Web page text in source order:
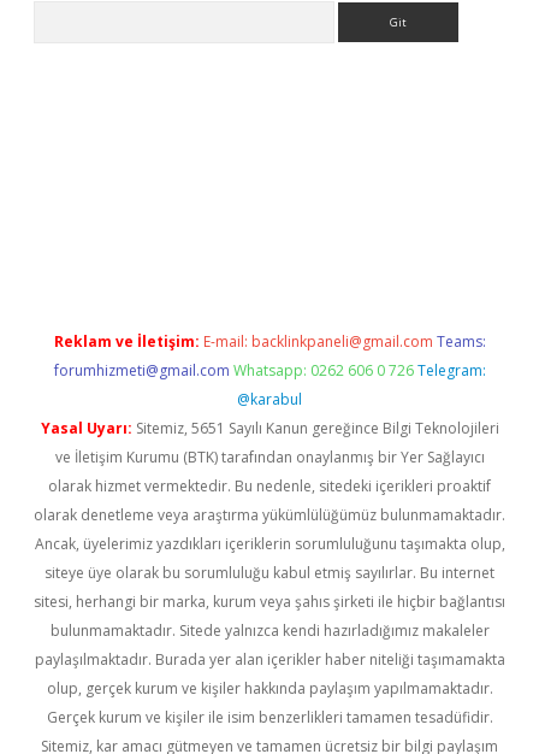
Reklam ve İletişim: E-mail: backlinkpaneli@gmail.com Teams:
forumhizmeti@gmail.com Whatsapp: 0262 606 0 726 Telegram:
@karabul
Yasal Uyarı: Sitemiz, 5651 Sayılı Kanun gereğince Bilgi Teknolojileri
ve İletişim Kurumu (BTK) tarafından onaylanmış bir Yer Sağlayıcı
olarak hizmet vermektedir. Bu nedenle, sitedeki içerikleri proaktif
olarak denetleme veya araştırma yükümlülüğümüz bulunmamaktadır.
Ancak, üyelerimiz yazdıkları içeriklerin sorumluluğunu taşımakta olup,
siteye üye olarak bu sorumluluğu kabul etmiş sayılırlar. Bu internet
sitesi, herhangi bir marka, kurum veya şahıs şirketi ile hiçbir bağlantısı
bulunmamaktadır. Sitede yalnızca kendi hazırladığımız makaleler
paylaşılmaktadır. Burada yer alan içerikler haber niteliği taşımamakta
olup, gerçek kurum ve kişiler hakkında paylaşım yapılmamaktadır.
Gerçek kurum ve kişiler ile isim benzerlikleri tamamen tesadüfidir.
Sitemiz, kar amacı gütmeyen ve tamamen ücretsiz bir bilgi paylaşım